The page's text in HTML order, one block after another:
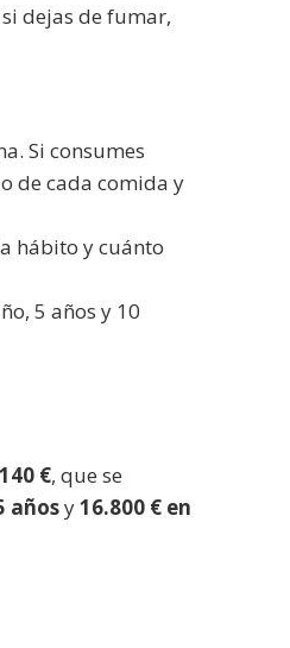
dejas de fumar,
Si consumes
de cada comida y
hábito y cuánto
5 años y 10
140 €, que se
añosy16.800 € en